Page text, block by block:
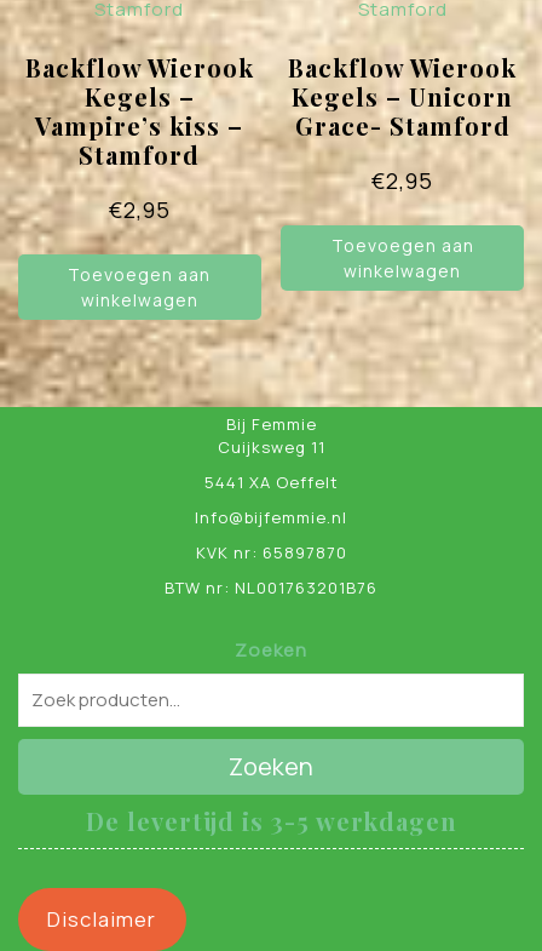
Backflow Wierook
Kegels –
Vampire’s kiss –
Stamford
€2,95
Toevoegen aan
winkelwagen
Backflow Wierook
Kegels – Unicorn
Grace- Stamford
€2,95
Toevoegen aan
winkelwagen
Bij Femmie
Cuijksweg 11
5441 XA Oeffelt
Info@bijfemmie.nl
KVK nr: 65897870
BTW nr: NL001763201B76
Zoeken
Zoeken
De levertijd is 3-5 werkdagen
Disclaimer